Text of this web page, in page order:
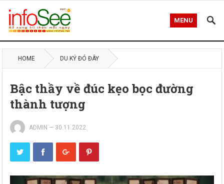
MENU
HOME DU KÝ ĐÓ ĐÂY
Bậc thầy về đúc kẹo bọc đường
thành tượng
ADMIN — 30.11.2022